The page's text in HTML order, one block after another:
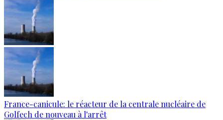
France-canicule: le réacteur de la centrale nucléaire de
Golfech de nouveau à l'arrêt